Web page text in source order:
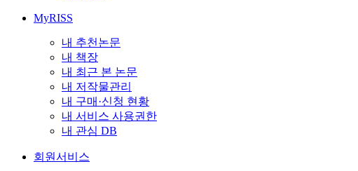
MyRISS
내 추천논문
내 책장
내 최근 본 논문
내 저작물관리
내 구매·신청 현황
내 서비스 사용권한
내 관심 DB
회원서비스